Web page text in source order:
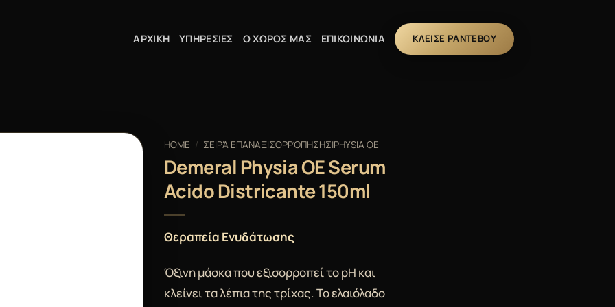
ΑΡΧΙΚΗ ΥΠΗΡΕΣΙΕΣ Ο ΧΩΡΟΣ ΜΑΣ ΕΠΙΚΟΙΝΩΝΙΑ ΚΛΕΙΣΕ ΡΑΝΤΕΒΟΥ
HOME / ΣΕΙΡΆ ΕΠΑΝΑΞΙΣΟΡΡΌΠΗΣΗΣ|PHYSIA OE
Demeral Physia OE Serum
Acido Districante 150ml
Θεραπεία Ενυδάτωσης
Όξινη μάσκα που εξισορροπεί το pΗ και
κλείνει τα λέπια της τρίχας. Το ελαιόλαδο